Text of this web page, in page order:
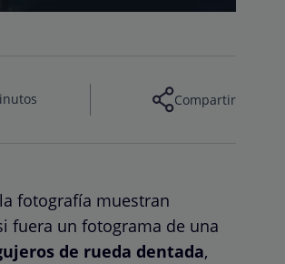
Compartir
fotografía muestran
fuera un fotograma de una
de rueda dentada,